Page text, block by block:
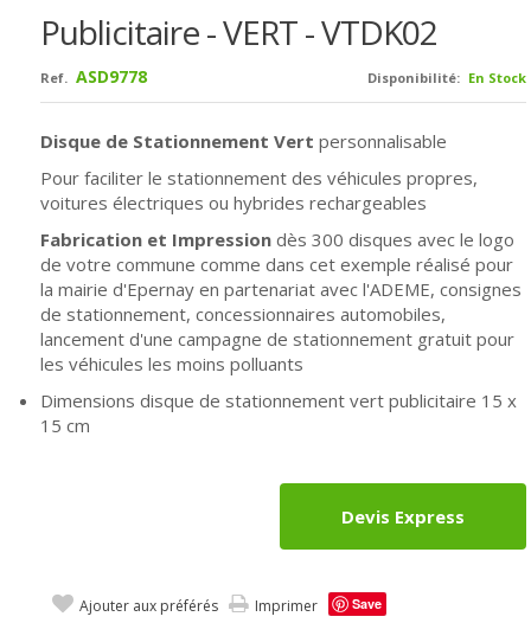
Publicitaire - VERT - VTDK02
Disponibilité: En Stock
Ref. ASD9778
Disque de Stationnement Vert personnalisable
Pour faciliter le stationnement des véhicules propres,
voitures électriques ou hybrides rechargeables
Fabrication et Impression dès 300 disques avec le logo
de votre commune comme dans cet exemple réalisé pour
la mairie d'Epernay en partenariat avec l'ADEME, consignes
de stationnement, concessionnaires automobiles,
lancement d'une campagne de stationnement gratuit pour
les véhicules les moins polluants
Dimensions disque de stationnement vert publicitaire 15 x
15 cm
Devis Express
Ajouter aux préférés Imprimer Save